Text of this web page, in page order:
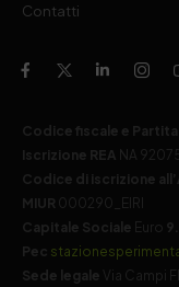
Contatti
Codice fiscale e Partita
Iscrizione REA NA
Codice di iscrizione
MIUR 000290_EIRI
Capitale Sociale Euro
Pec
Sede legale
Via Campi